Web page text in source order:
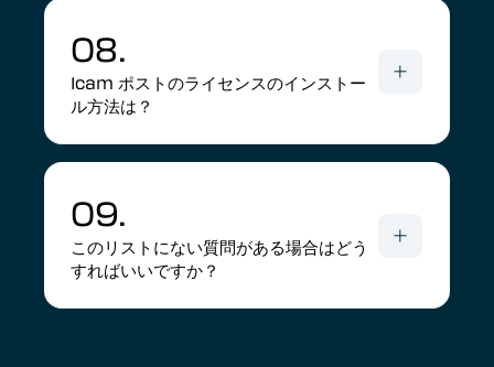
08.
Icam ポストのライセンスのインストー
ル方法は？
09.
このリストにない質問がある場合はどう
すればいいですか？